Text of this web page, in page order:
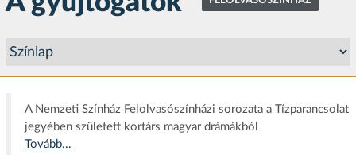
A Nemzeti Színház Felolvasószínházi sorozata a Tízparancsolat
jegyében született kortárs magyar drámákból
Tovább...